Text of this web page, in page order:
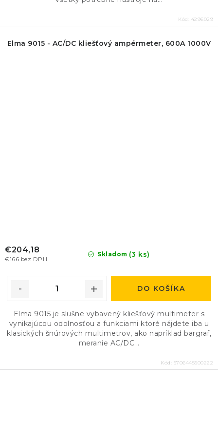
Kód: 4296029
Elma 9015 - AC/DC kliešťový ampérmeter, 600A 1000V
Skladom (3 ks)
€166 bez DPH
€204,18
DO KOŠÍKA
Elma 9015 je slušne vybavený kliešťový multimeter s
vynikajúcou odolnosťou a funkciami ktoré nájdete iba u
klasických šnúrových multimetrov, ako napríklad bargraf,
meranie AC/DC...
Kód: 5706445500222